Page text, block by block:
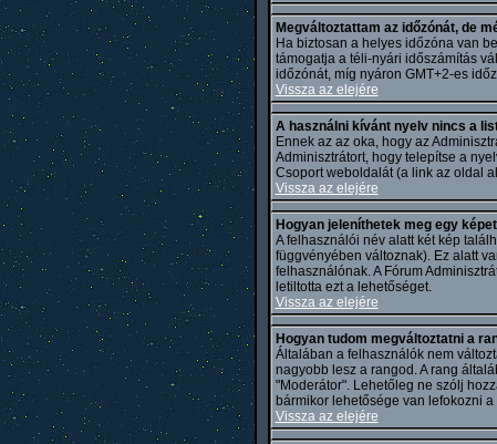
Megváltoztattam az időzónát, de
Ha biztosan a helyes időzóna van
támogatja a téli-nyári időszámítás
időzónát, míg nyáron GMT+2-es
Vissza az elejére
A használni kívánt nyelv nincs a
Ennek az az oka, hogy az
Adminisztrátort, hogy telepítse a
Csoport weboldalát (a link az oldal
Vissza az elejére
Hogyan jeleníthetek meg egy
A felhasználói név alatt két kép
függvényében változnak). Ez alatt
felhasználónak. A Fórum
letiltotta ezt a lehetőséget.
Vissza az elejére
Hogyan tudom megváltoztatni a
Általában a felhasználók nem
nagyobb lesz a rangod. A rang
"Moderátor". Lehetőleg ne szólj
bármikor lehetősége van lefokozni
Vissza az elejére